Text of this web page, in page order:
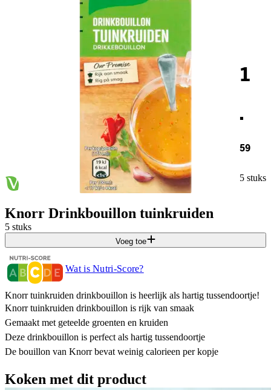
1
.
59
5 stuks
Knorr Drinkbouillon tuinkruiden
5 stuks
Voeg toe
Wat is Nutri-Score?
Knorr tuinkruiden drinkbouillon is heerlijk als hartig tussendoortje!
Knorr tuinkruiden drinkbouillon is rijk van smaak
Gemaakt met geteelde groenten en kruiden
Deze drinkbouillon is perfect als hartig tussendoortje
De bouillon van Knorr bevat weinig calorieen per kopje
Koken met dit product